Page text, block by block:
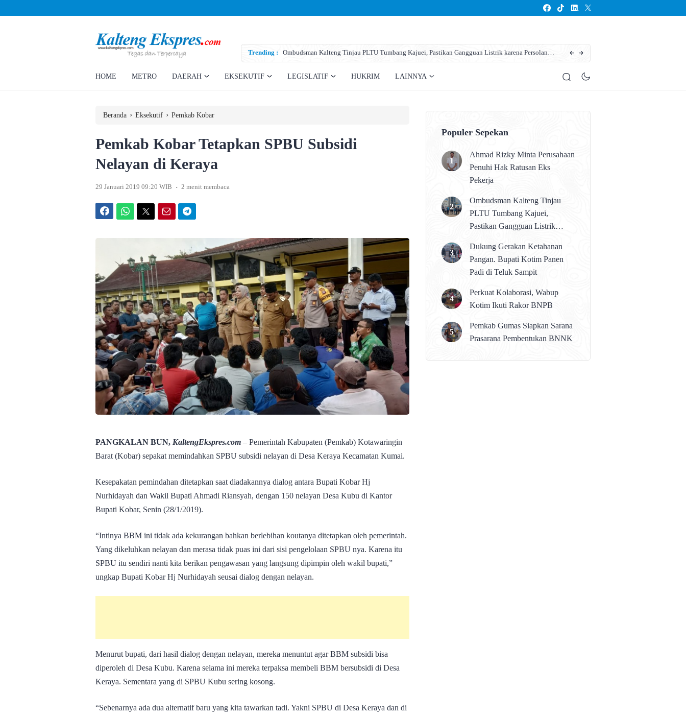
Trending :
Ahmad Rizky Minta Perusahaan Penuhi Hak Ratusan Eks Pekerja
Ombudsman Kalteng Tinjau PLTU Tumbang Kajuei, Pastikan Gangguan Listrik karena Persolan
Teknis
Dukung Gerakan Ketahanan Pangan. Bupati
HOME METRO DAERAH EKSEKUTIF LEGISLATIF HUKRIM LAINNYA
Beranda › Eksekutif › Pemkab Kobar
Pemkab Kobar Tetapkan SPBU Subsidi
Nelayan di Keraya
29 Januari 2019 09:20 WIB . 2 menit membaca
PANGKALAN BUN, KaltengEkspres.com – Pemerintah Kabupaten (Pemkab) Kotawaringin
Barat (Kobar) sepakat memindahkan SPBU subsidi nelayan di Desa Keraya Kecamatan Kumai.
Kesepakatan pemindahan ditetapkan saat diadakannya dialog antara Bupati Kobar Hj
Nurhidayah dan Wakil Bupati Ahmadi Riansyah, dengan 150 nelayan Desa Kubu di Kantor
Bupati Kobar, Senin (28/1/2019).
“Intinya BBM ini tidak ada kekurangan bahkan berlebihan koutanya ditetapkan oleh pemerintah.
Yang dikeluhkan nelayan dan merasa tidak puas ini dari sisi pengelolaan SPBU nya. Karena itu
SPBU itu sendiri nanti kita berikan pengawasan yang langsung dipimpin oleh wakil bupati,”
ungkap Bupati Kobar Hj Nurhidayah seusai dialog dengan nelayan.
Menurut bupati, dari hasil dialog dengan nelayan, mereka menuntut agar BBM subsidi bisa
diperoleh di Desa Kubu. Karena selama ini mereka terpaksa membeli BBM bersubsidi di Desa
Keraya. Sementara yang di SPBU Kubu sering kosong.
“Sebenarnya ada dua alternatif baru yang kita tawarkan tadi. Yakni SPBU di Desa Keraya dan di
Populer Sepekan
Ahmad Rizky Minta Perusahaan
Penuhi Hak Ratusan Eks
Pekerja
Ombudsman Kalteng Tinjau
PLTU Tumbang Kajuei,
Pastikan Gangguan Listrik
Dukung Gerakan Ketahanan
Pangan. Bupati Kotim Panen
Padi di Teluk Sampit
Perkuat Kolaborasi, Wabup
Kotim Ikuti Rakor BNPB
Pemkab Gumas Siapkan Sarana
Prasarana Pembentukan BNNK